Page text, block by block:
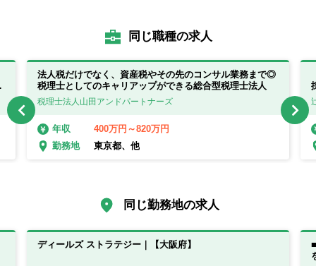
同じ職種の求人
法人税だけでなく、資産税やその先のコンサル業務まで◎
税理士としてのキャリアップができる総合型税理士法人
税理士法人山田アンドパートナーズ
年収
400万円～820万円
勤務地
東京都、他
同じ勤務地の求人
ディールズ ストラテジー｜【大阪府】